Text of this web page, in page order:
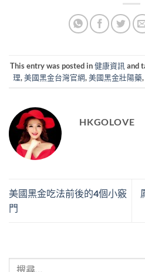
This entry was posted in健康資訊 and
理,美國黑金台灣官網,美國黑金壯陽藥,
HKGOLOVE
美國黑金吃法前後的4個小竅
門